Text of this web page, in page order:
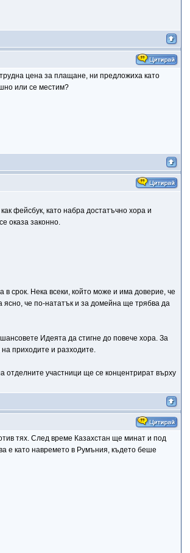
цена за плащане, ни предложиха като
или се местим?
фейсбук, като набра достатъчно хора и
оказа законно.
срок. Нека всеки, който може и има доверие, че
ясно, че по-нататък и за домейна ще трябва да
Идеята да стигне до повече хора. За
приходите и разходите.
отделните участници ще се концентрират върху
тях. След време Казахстан ще минат и под
е като навремето в Румъния, където беше